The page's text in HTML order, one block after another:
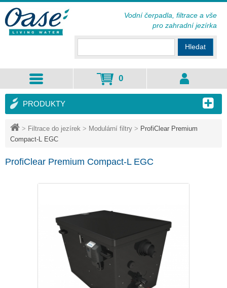
> Filtrace do jezírek > Modulární filtry > ProfiClear Premium
Compact-L EGC
ProfiClear Premium Compact-L EGC
PRODUKTY
Hledat
0
Vodní čerpadla, filtrace a vše
pro zahradní jezírka